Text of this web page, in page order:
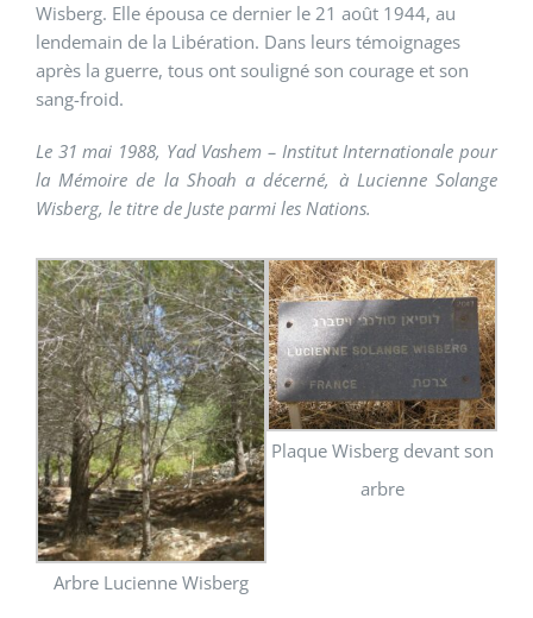
Wisberg. Elle épousa ce dernier le 21 août 1944, au
lendemain de la Libération. Dans leurs témoignages
après la guerre, tous ont souligné son courage et son
sang-froid.
Le 31 mai 1988, Yad Vashem – Institut Internationale pour
la Mémoire de la Shoah a décerné, à Lucienne Solange
Wisberg, le titre de Juste parmi les Nations.
Arbre Lucienne Wisberg
Plaque Wisberg devant son
arbre